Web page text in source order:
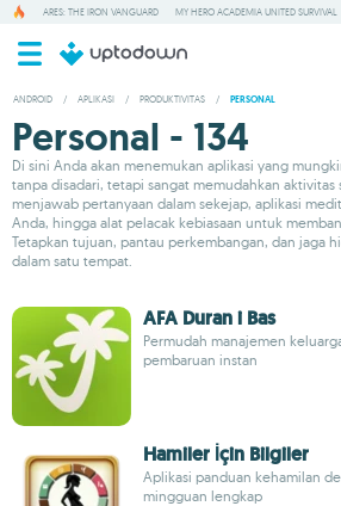
ARES: THE IRON VANGUARD MY HERO ACADEMIA UNITED SURVIVAL
ANDROID / APLIKASI / PRODUKTIVITAS / PERSONAL
Personal - 134
Di sini Anda akan menemukan aplikasi yang
tanpa disadari, tetapi sangat memudahkan aktivitas
menjawab pertanyaan dalam sekejap, aplikasi
Anda, hingga alat pelacak kebiasaan untuk
Tetapkan tujuan, pantau perkembangan, dan jaga
dalam satu tempat.
AFA Duran i Bas
Permudah manajemen
pembaruan instan
Hamiler İçin Bilgiler
Aplikasi panduan kehamilan
mingguan lengkap